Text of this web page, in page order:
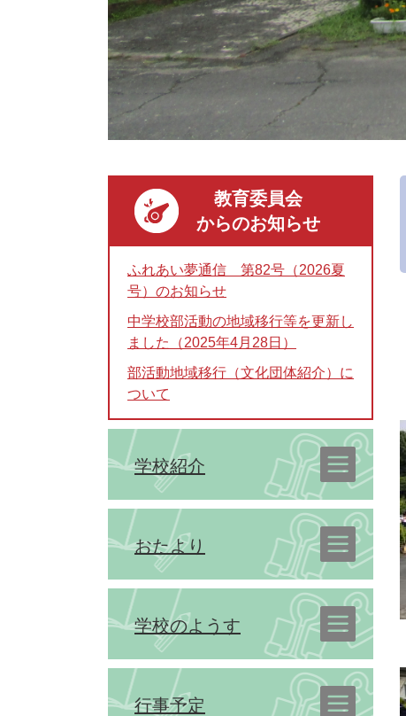
教育委員会
からのお知らせ
ふれあい夢通信 第82号（2026夏
号）のお知らせ
中学校部活動の地域移行等を更新し
ました（2025年4月28日）
部活動地域移行（文化団体紹介）に
ついて
学校紹介
おたより
学校のようす
行事予定